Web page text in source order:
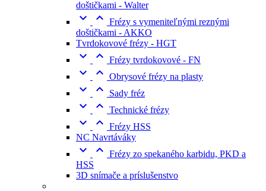
doštičkami - Walter
  Frézy s vymeniteľnými reznými
doštičkami - AKKO
Tvrdokovové frézy - HGT
  Frézy tvrdokovové - FN
  Obrysové frézy na plasty
  Sady fréz
  Technické frézy
  Frézy HSS
NC Navrtáváky
  Frézy zo spekaného karbidu, PKD a
HSS
3D snímače a príslušenstvo